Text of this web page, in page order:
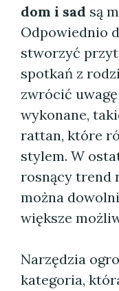
dom i sad są
Odpowiednio
stworzyć
spotkań z
zwrócić
wykonane,
rattan, które
stylem. W
rosnący trend
można
większe
Narzędzia
kategoria,